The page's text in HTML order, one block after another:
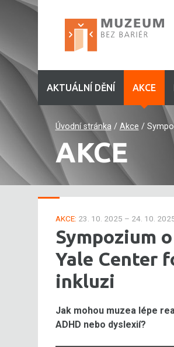
AKTUÁLNÍ DĚNÍ AKCE
Úvodní stránka/ Akce /
AKCE
AKCE: 23. 10. 2025 – 24. 10.
Sympozium
Yale Center
inkluzi
Jak mohou muzea lépe
ADHD nebo dyslexií?